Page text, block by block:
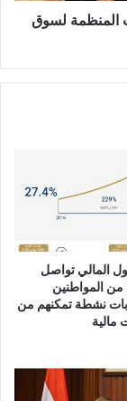
المنظمة لسوق
المالي تواصل
79% من المواطنين
نشطة تمكنهم من
مالية